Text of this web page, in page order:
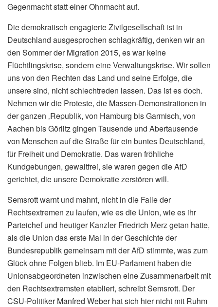
Gegenmacht statt einer Ohnmacht auf.
Die demokratisch engagierte Zivilgesellschaft ist in
Deutschland ausgesprochen schlagkräftig, denken wir an
den Sommer der Migration 2015, es war keine
Flüchtlingskrise, sondern eine Verwaltungskrise. Wir sollen
uns von den Rechten das Land und seine Erfolge, die
unsere sind, nicht schlechtreden lassen. Das ist es doch.
Nehmen wir die Proteste, die Massen-Demonstrationen in
der ganzen ‚Republik, von Hamburg bis Garmisch, von
Aachen bis Görlitz gingen Tausende und Abertausende
von Menschen auf die Straße für ein buntes Deutschland,
für Freiheit und Demokratie. Das waren fröhliche
Kundgebungen, gewaltfrei, sie waren gegen die AfD
gerichtet, die unsere Demokratie zerstören will.
Semsrott warnt und mahnt, nicht in die Falle der
Rechtsextremen zu laufen, wie es die Union, wie es ihr
Parteichef und heutiger Kanzler Friedrich Merz getan hatte,
als die Union das erste Mal in der Geschichte der
Bundesrepublik gemeinsam mit der AfD stimmte, was zum
Glück ohne Folgen blieb. Im EU-Parlament haben die
Unionsabgeordneten inzwischen eine Zusammenarbeit mit
den Rechtsextremsten etabliert, schreibt Semsrott. Der
CSU-Politiker Manfred Weber hat sich hier nicht mit Ruhm